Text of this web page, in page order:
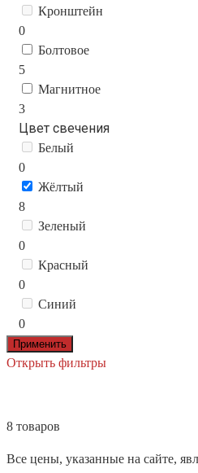
Кронштейн
0
Болтовое
5
Магнитное
3
Цвет свечения
Белый
0
Жёлтый
8
Зеленый
0
Красный
0
Синий
0
Применить
Открыть фильтры
8 товаров
Все цены, указанные на сайте,